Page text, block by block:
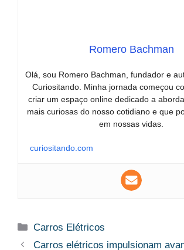
Romero Bachman
Olá, sou Romero Bachman, fundador e
Curiositando. Minha jornada começou
criar um espaço online dedicado a
mais curiosas do nosso cotidiano e que
em nossas vidas.
curiositando.com
Categorias
Carros Elétricos
Carros elétricos impulsionam